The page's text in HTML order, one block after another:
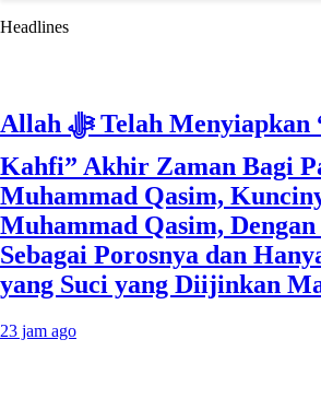
Headlines
Allah ﷻ Telah Menyiapkan “Gua Ashabul
Kahfi” Akhir Zaman Bagi
Muhammad Qasim,
Muhammad Qasim,
Sebagai Porosnya dan
yang Suci yang Diijinkan
23 jam ago